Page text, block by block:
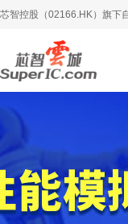
芯智控股（02166.HK）旗下